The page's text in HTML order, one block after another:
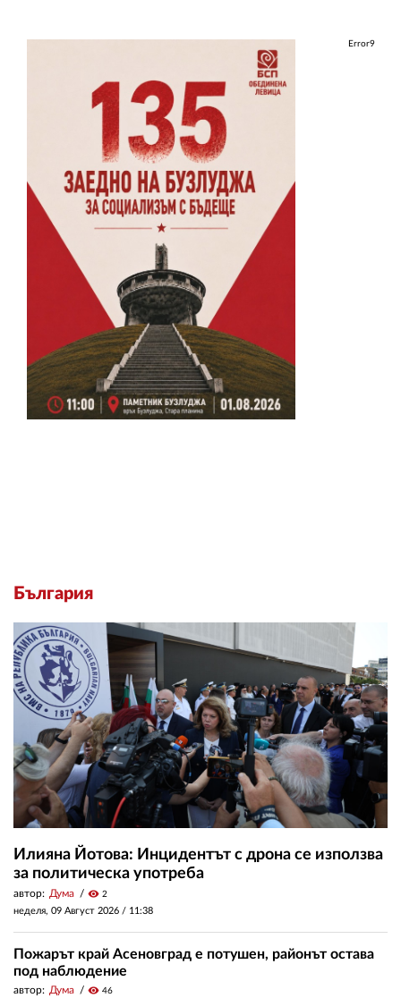
Error9
България
Илияна Йотова: Инцидентът с дрона се използва
за политическа употреба
автор: Дума visibility 2
неделя, 09 Август 2026 / 11:38
Пожарът край Асеновград е потушен, районът остава
под наблюдение
автор: Дума visibility 46